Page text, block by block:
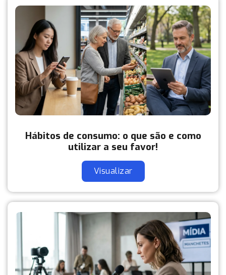
Hábitos de consumo: o que são e como
utilizar a seu favor!
Visualizar